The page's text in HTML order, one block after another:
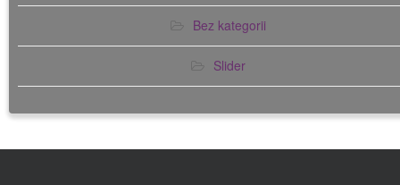
Bez kategorii
Slider